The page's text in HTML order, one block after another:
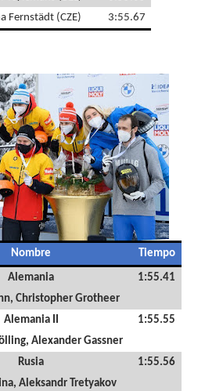
Fernstädt (CZE) 3:55.67
Nombre Tiempo
Alemania
Christopher Grotheer
1:55.41
Alemania II
Alexander Gassner
1:55.55
Rusia
Aleksandr Tretyakov
1:55.56